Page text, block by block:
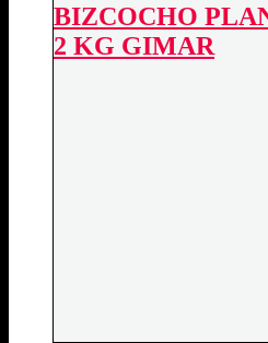
BIZCOCHO
2 KG GIMAR